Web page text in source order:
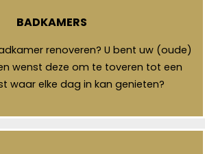
BADKAMERS
renoveren? U bent uw (oude)
wenst deze om te toveren tot een
waar elke dag in kan genieten?